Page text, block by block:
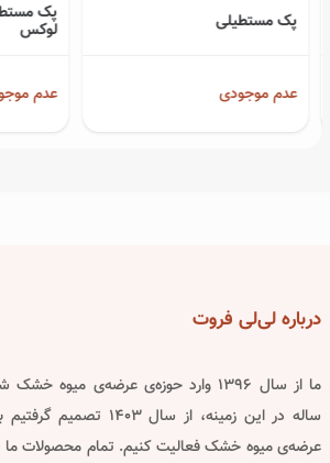
پک مستطیلی
عدم موجودی
لوکس
عدم
دربارهلی‌لی فروت
ما از سال ۱۳۹۶ وارد حوزه‌ی عرضه‌ی
ساله در این زمینه، از
عرضه‌ی میوه خشک فعالیت کنیم. تمام محصولات